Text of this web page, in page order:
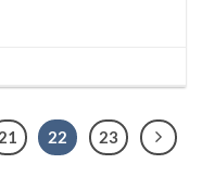
21 22 23